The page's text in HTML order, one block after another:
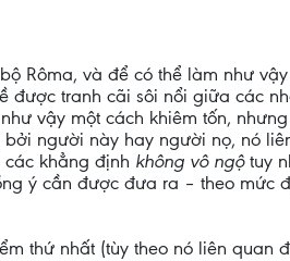
Rôma, và để có thể làm như
tranh cãi sôi nổi giữa các
vậy một cách khiêm tốn,
người này hay người nọ, nó
khẳng định không vô ngộ tuy
ý cần được đưa ra – theo mức
thứ nhất (tùy theo nó liên quan